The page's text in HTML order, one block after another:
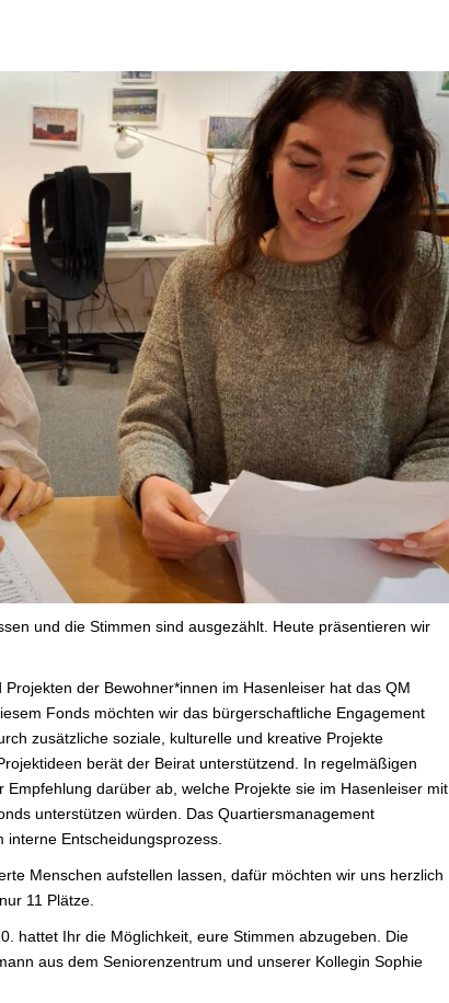
und die Stimmen sind ausgezählt. Heute präsentieren wir
der Bewohner*innen im Hasenleiser hat das QM
Fonds möchten wir das bürgerschaftliche Engagement
zusätzliche soziale, kulturelle und kreative Projekte
berät der Beirat unterstützend. In regelmäßigen
darüber ab, welche Projekte sie im Hasenleiser mit
unterstützen würden. Das Quartiersmanagement
Entscheidungsprozess.
Menschen aufstellen lassen, dafür möchten wir uns herzlich
11 Plätze.
hattet Ihr die Möglichkeit, eure Stimmen abzugeben. Die
aus dem Seniorenzentrum und unserer Kollegin Sophie